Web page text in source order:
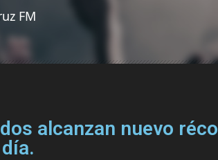
FM
alcanzan nuevo